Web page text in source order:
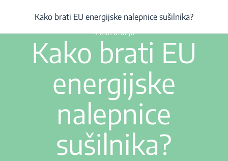
/ Članek Kako brati EU energijske nalepnice sušilnika?
4 min branja
Kako brati EU
energijske
nalepnice
sušilnika?
Kako brati EU energijske nalepnice sušilnika?